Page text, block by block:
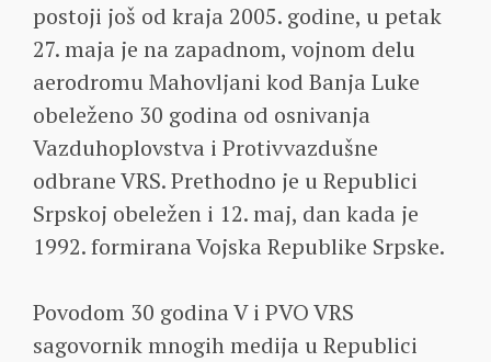
postoji još od kraja 2005. godine, u petak
27. maja je na zapadnom, vojnom delu
aerodromu Mahovljani kod Banja Luke
obeleženo 30 godina od osnivanja
Vazduhoplovstva i Protivvazdušne
odbrane VRS. Prethodno je u Republici
Srpskoj obeležen i 12. maj, dan kada je
1992. formirana Vojska Republike Srpske.
Povodom 30 godina V i PVO VRS
sagovornik mnogih medija u Republici